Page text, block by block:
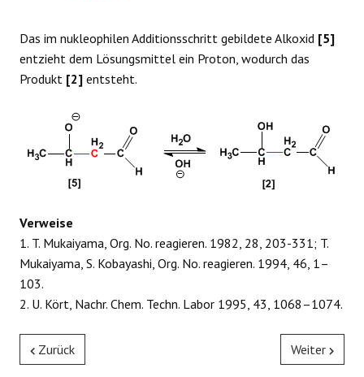
Das im nukleophilen Additionsschritt gebildete Alkoxid [5]
entzieht dem Lösungsmittel ein Proton, wodurch das
Produkt [2] entsteht.
Verweise
1. T. Mukaiyama, Org. No. reagieren. 1982, 28, 203-331; T.
Mukaiyama, S. Kobayashi, Org. No. reagieren. 1994, 46, 1–
103.
2. U. Kört, Nachr. Chem. Techn. Labor 1995, 43, 1068–1074.
Zurück Weiter